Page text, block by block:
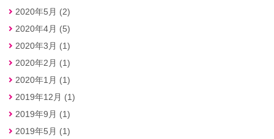
2020年5月 (2)
2020年4月 (5)
2020年3月 (1)
2020年2月 (1)
2020年1月 (1)
2019年12月 (1)
2019年9月 (1)
2019年5月 (1)